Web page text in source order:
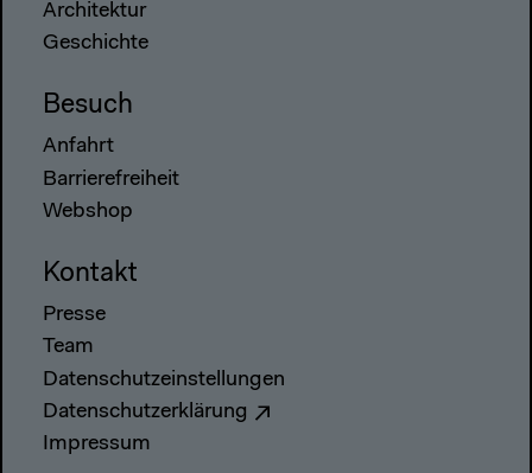
Architektur
Geschichte
Besuch
Anfahrt
Barrierefreiheit
Webshop
Kontakt
Presse
Team
Datenschutzeinstellungen
Datenschutzerklärung
Impressum